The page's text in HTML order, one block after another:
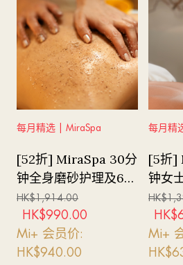
1. 此优惠仅适用于Mi+会员，顾客
Mi+会员或下载Mi+手机应用程式
https://miplus.app.link/ItfvATVcN0b
2. 顾客必须先注册并于eShop登
员价方会显示于页面上。于成为
份于 Mira eShop 完成之交易，将
款。
3. 此优惠只适用于Mira eShop指
4. 美丽华集团保留权利随时更改本
动，而不作事先通知。
5. 如有任何争议，美丽华集团保留
DBS信用卡持卡人专享优惠*
凭 DBS 信用卡购买指定月饼 2 盒
持卡人同时注册成为Mi+会员，再
诞节、农历新年及复活节) 或订单
八号烈风讯号悬挂或黑色暴雨警
会延迟。
4. 换领地点以网上资料为准，请
以获取最新的换领详情。
5. 二维码电子券所包含每件或套
取产品。
6. 为确保产品能保持最佳品质及
7. 换领时请出示实体礼劵或有效
店员将于换领时以指定系统读取
作成功换领并会消除。如有遗失或
8. 优惠不设退款。预订一经确认
预订。
9. 如有任何争议，Mira eShop 保留
10. 图片只供参考。
每月精选 | MiraSpa
[52折] MiraSpa 30分
钟全身磨砂护理及60
分钟瑞典式全身按摩
(女士专属)
HK$1,914.00
HK$990.00
Mi+ 会员价:
HK$940.00
每月精
[5折]
钟女
HK$
HK$
Mi+
HK$